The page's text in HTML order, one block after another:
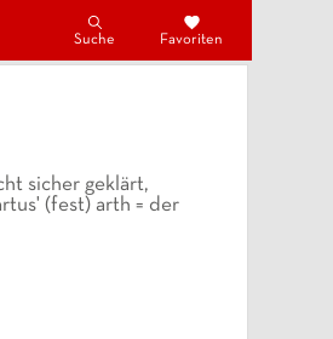
Suche Favoriten
sicher geklärt,
(fest) arth = der